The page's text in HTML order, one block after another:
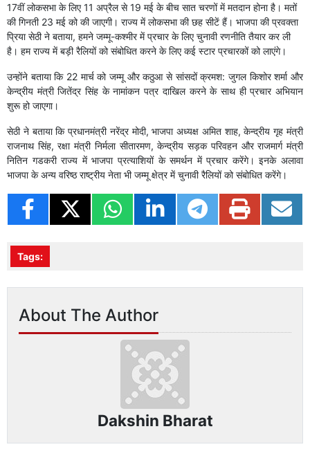
17वीं लोकसभा के लिए 11 अप्रैल से 19 मई के बीच सात चरणों में मतदान होना है। मतों
की गिनती 23 मई को की जाएगी। राज्य में लोकसभा की छह सीटें हैं। भाजपा की प्रवक्ता
प्रिया सेठी ने बताया, हमने जम्मू-कश्मीर में प्रचार के लिए चुनावी रणनीति तैयार कर ली
है। हम राज्य में बड़ी रैलियों को संबोधित करने के लिए कई स्टार प्रचारकों को लाएंगे।
उन्होंने बताया कि 22 मार्च को जम्मू और कठुआ से सांसदों क्रमश: जुगल किशोर शर्मा और
केन्द्रीय मंत्री जितेंद्र सिंह के नामांकन पत्र दाखिल करने के साथ ही प्रचार अभियान
शुरू हो जाएगा।
सेठी ने बताया कि प्रधानमंत्री नरेंद्र मोदी, भाजपा अध्यक्ष अमित शाह, केन्द्रीय गृह मंत्री
राजनाथ सिंह, रक्षा मंत्री निर्मला सीतारमण, केन्द्रीय सड़क परिवहन और राजमार्ग मंत्री
नितिन गडकरी राज्य में भाजपा प्रत्याशियों के समर्थन में प्रचार करेंगे। इनके अलावा
भाजपा के अन्य वरिष्ठ राष्ट्रीय नेता भी जम्मू क्षेत्र में चुनावी रैलियों को संबोधित करेंगे।
Tags:
About The Author
Dakshin Bharat